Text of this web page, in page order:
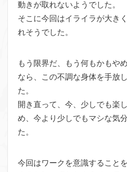
動きが取れないようでした。
そこに今回はイライラが大き
れそうでした。
もう限界だ、もう何もかもや
なら、この不調な身体を手放
た。
開き直って、今、少しでも楽
め、今より少しでもマシな気
た。
今回はワークを意識すること